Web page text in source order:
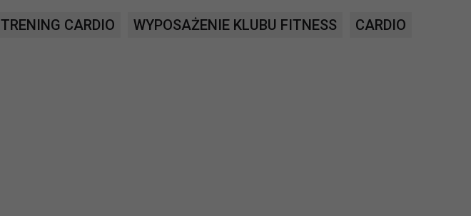
TRENING CARDIO WYPOSAŻENIE KLUBU FITNESS
CARDIO